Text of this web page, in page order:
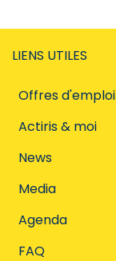
LIENS UTILES
Offres d'emploi
Actiris & moi
News
Media
Agenda
FAQ